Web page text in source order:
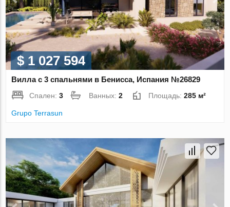
$ 1 027 594
Вилла с 3 спальнями в Бенисса, Испания №26829
Спален:3 Ванных:2 Площадь:285 м²
Grupo Terrasun